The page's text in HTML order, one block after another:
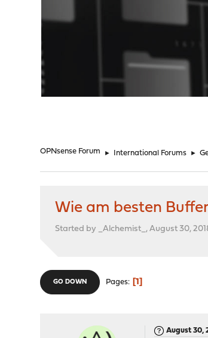
OPNsense Forum ► International Forums ►
Wie am besten
Started by _Alchemist_, August 30,
GO DOWN Pages 1
August 30,